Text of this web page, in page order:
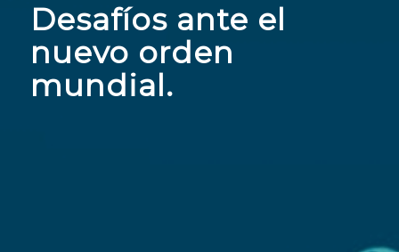
Desafíos ante el
nuevo orden
mundial.